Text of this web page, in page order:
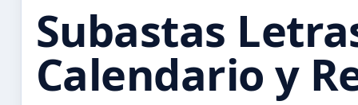
Subastas
Calendario y